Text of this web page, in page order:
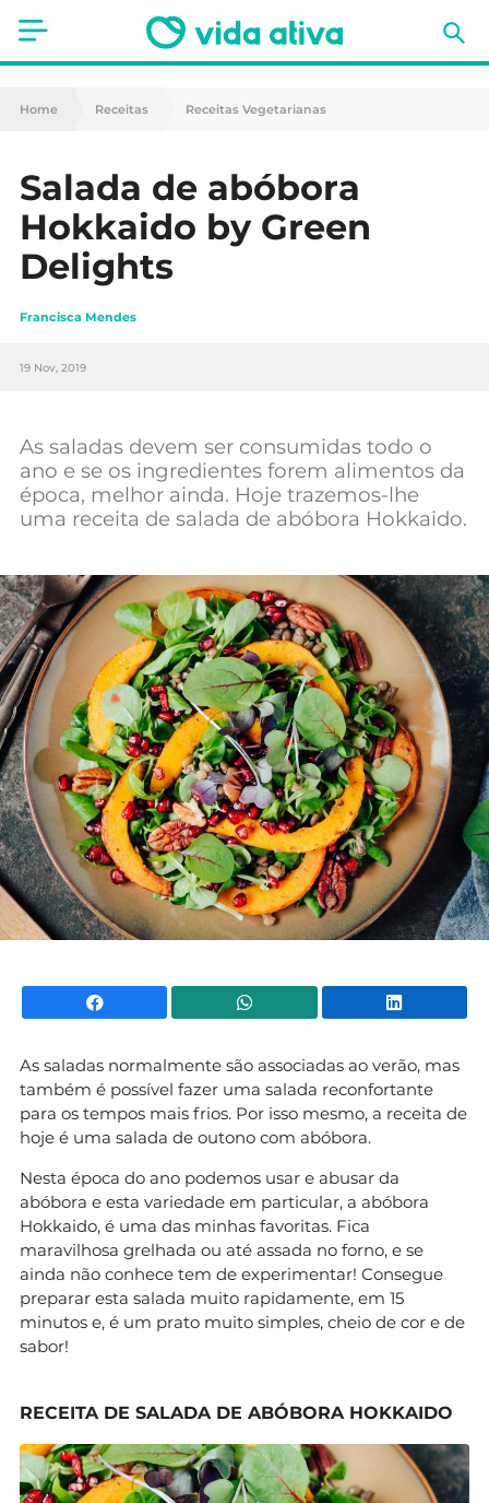
Saúde
Nutrição
Receitas
Fitness
Mães e Bebés
Home Receitas Receitas Vegetarianas
Salada de abóbora
Hokkaido by Green
Delights
Francisca Mendes
19 Nov, 2019
As saladas devem ser consumidas todo o
ano e se os ingredientes forem alimentos da
época, melhor ainda. Hoje trazemos-lhe
uma receita de salada de abóbora Hokkaido.
Facebook WhatsApp
As saladas normalmente são associadas ao verão, mas
também é possível fazer uma salada reconfortante
para os tempos mais frios. Por isso mesmo, a receita de
hoje é uma salada de outono com abóbora.
Nesta época do ano podemos usar e abusar da
abóbora e esta variedade em particular, a abóbora
Hokkaido, é uma das minhas favoritas. Fica
maravilhosa grelhada ou até assada no forno, e se
ainda não conhece tem de experimentar! Consegue
preparar esta salada muito rapidamente, em 15
minutos e, é um prato muito simples, cheio de cor e de
sabor!
RECEITA DE SALADA DE ABÓBORA HOKKAIDO